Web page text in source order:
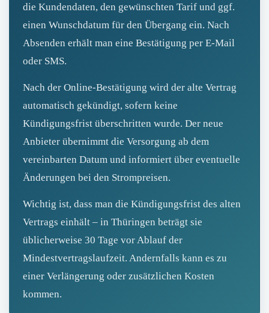
die Kundendaten, den gewünschten Tarif und ggf.
einen Wunschdatum für den Übergang ein. Nach
Absenden erhält man eine Bestätigung per E‑Mail
oder SMS.
Nach der Online-Bestätigung wird der alte Vertrag
automatisch gekündigt, sofern keine
Kündigungsfrist überschritten wurde. Der neue
Anbieter übernimmt die Versorgung ab dem
vereinbarten Datum und informiert über eventuelle
Änderungen bei den Strompreisen.
Wichtig ist, dass man die Kündigungsfrist des alten
Vertrags einhält – in Thüringen beträgt sie
üblicherweise 30 Tage vor Ablauf der
Mindestvertragslaufzeit. Andernfalls kann es zu
einer Verlängerung oder zusätzlichen Kosten
kommen.